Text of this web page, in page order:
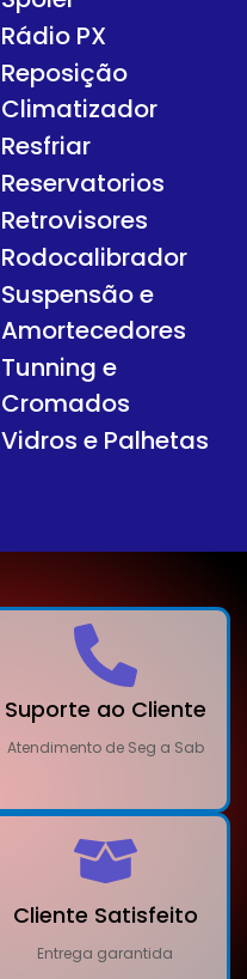
Rádio PX
Reposição
Climatizador
Resfriar
Reservatorios
Retrovisores
Rodocalibrador
Suspensão e
Amortecedores
Tunning e
Cromados
Vidros e Palhetas
Suporte ao Cliente
Atendimento de Seg a Sab
Cliente Satisfeito
Entrega garantida